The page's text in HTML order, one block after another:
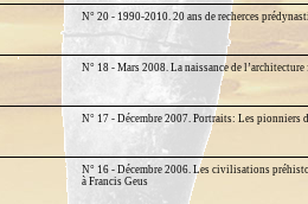
N° 20 - 1990-2010. 20 ans de recherces
N° 18 - Mars 2008. La naissance de l’architecture
N° 17 - Décembre 2007. Portraits: Les pionniers
N° 16 - Décembre 2006. Les civilisations
à Francis Geus